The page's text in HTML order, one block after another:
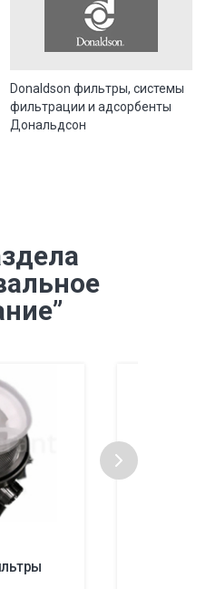
Donaldson фильтры, системы
фильтрации и адсорбенты
Дональдсон